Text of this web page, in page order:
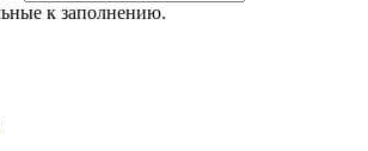
к заполнению.